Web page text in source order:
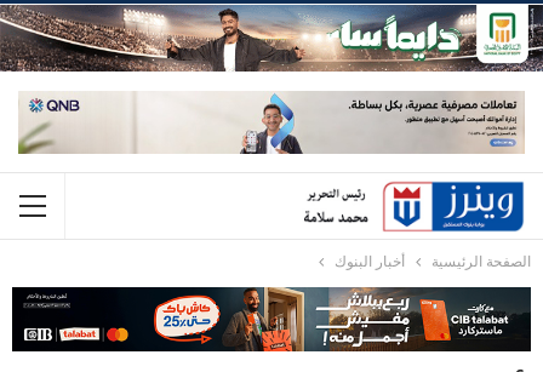
الصفحة الرئيسية أخبار البنوك